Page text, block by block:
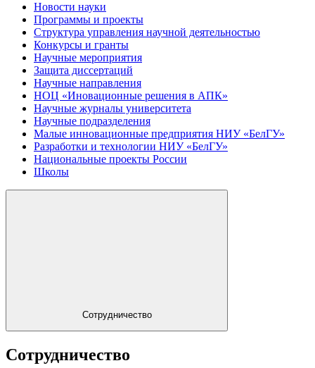
Новости науки
Программы и проекты
Структура управления научной деятельностью
Конкурсы и гранты
Научные мероприятия
Защита диссертаций
Научные направления
НОЦ «Иновационные решения в АПК»
Научные журналы университета
Научные подразделения
Малые инновационные предприятия НИУ «БелГУ»
Разработки и технологии НИУ «БелГУ»
Национальные проекты России
Школы
Сотрудничество
Сотрудничество